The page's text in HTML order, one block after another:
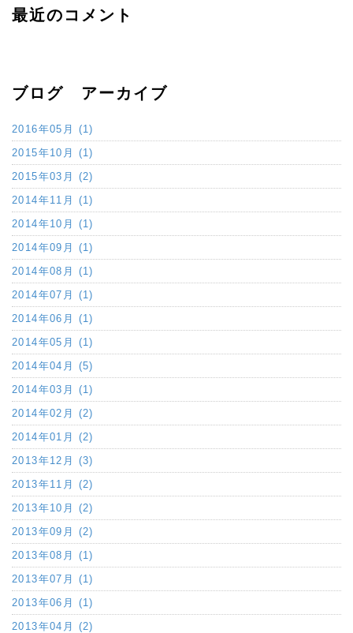
最近のコメント
ブログ アーカイブ
2016年05月 (1)
2015年10月 (1)
2015年03月 (2)
2014年11月 (1)
2014年10月 (1)
2014年09月 (1)
2014年08月 (1)
2014年07月 (1)
2014年06月 (1)
2014年05月 (1)
2014年04月 (5)
2014年03月 (1)
2014年02月 (2)
2014年01月 (2)
2013年12月 (3)
2013年11月 (2)
2013年10月 (2)
2013年09月 (2)
2013年08月 (1)
2013年07月 (1)
2013年06月 (1)
2013年04月 (2)